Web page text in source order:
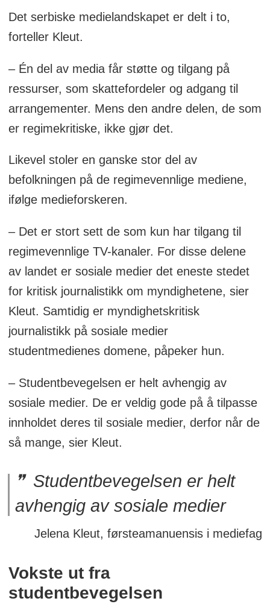
Det serbiske medielandskapet er delt i to,
forteller Kleut.
– Én del av media får støtte og tilgang på
ressurser, som skattefordeler og adgang til
arrangementer. Mens den andre delen, de som
er regimekritiske, ikke gjør det.
Likevel stoler en ganske stor del av
befolkningen på de regimevennlige mediene,
ifølge medieforskeren.
– Det er stort sett de som kun har tilgang til
regimevennlige TV-kanaler. For disse delene
av landet er sosiale medier det eneste stedet
for kritisk journalistikk om myndighetene, sier
Kleut. Samtidig er myndighetskritisk
journalistikk på sosiale medier
studentmedienes domene, påpeker hun.
– Studentbevegelsen er helt avhengig av
sosiale medier. De er veldig gode på å tilpasse
innholdet deres til sosiale medier, derfor når de
så mange, sier Kleut.
Studentbevegelsen er helt
avhengig av sosiale medier
Jelena Kleut, førsteamanuensis i mediefag
Vokste ut fra
studentbevegelsen